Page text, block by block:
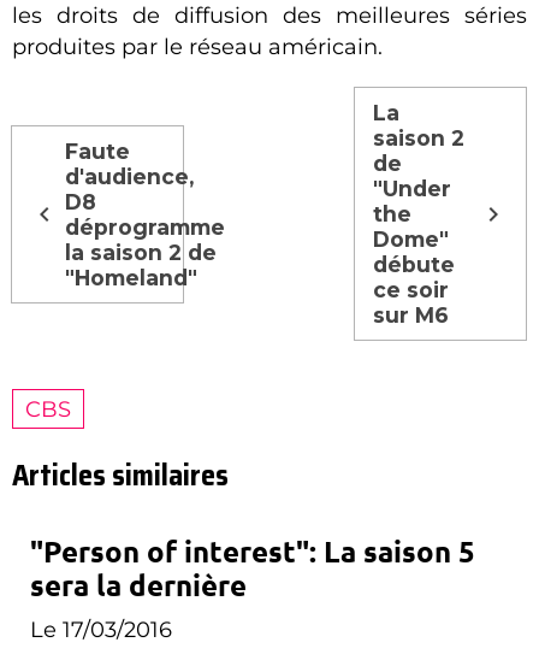
les droits de diffusion des meilleures séries
produites par le réseau américain.
Faute
d'audience,
D8
déprogramme
la saison 2 de
"Homeland"
La
saison 2
de
"Under
the
Dome"
débute
ce soir
sur M6
CBS
Articles similaires
"Person of interest": La saison 5
sera la dernière
Le 17/03/2016